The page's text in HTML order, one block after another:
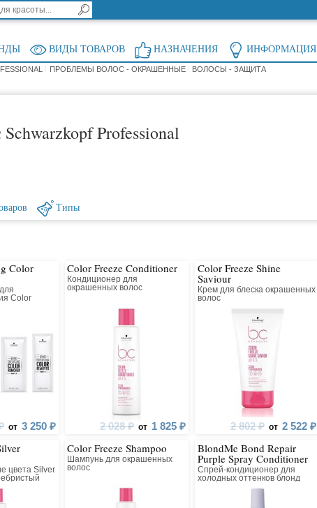
ВИДЫ ТОВАРОВ НАЗНАЧЕНИЯ ИНФОРМАЦИЯ
ПРОБЛЕМЫ ВОЛОС - ОКРАШЕННЫЕ ВОЛОСЫ - ЗАЩИТА
Professional
Типы
Color
Color
от 3 250 ₽
Color Freeze Conditioner
Кондиционер для
окрашенных волос
2 028 ₽ от 1 825 ₽
Color Freeze Shine
Saviour
Крем для блеска окрашенных
волос
2 802 ₽ от 2 522 ₽
цвета Silver
Color Freeze Shampoo
Шампунь для окрашенных
волос
BlondMe Bond Repair
Purple Spray Conditioner
Спрей-кондиционер для
холодных оттенков блонд